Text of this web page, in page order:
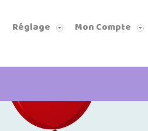
Réglage Mon Compte